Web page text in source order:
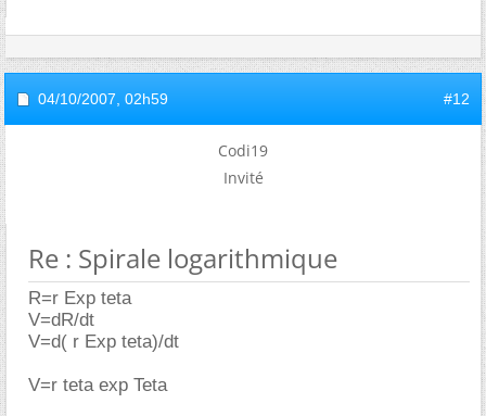
04/10/2007, 02h59 #12
Codi19
Invité
Re : Spirale logarithmique
R=r Exp teta
V=dR/dt
V=d( r Exp teta)/dt
V=r teta exp Teta